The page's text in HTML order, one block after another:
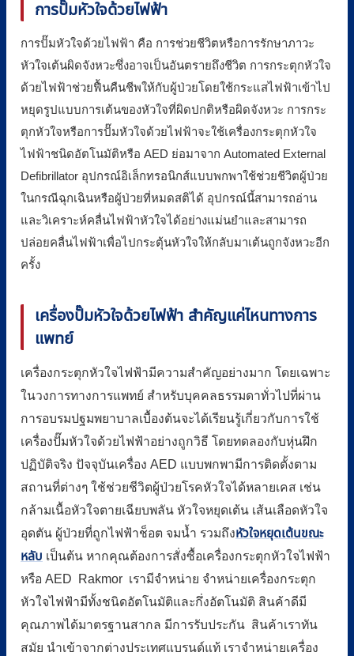
การปั๊มหัวใจด้วยไฟฟ้า
การปั๊มหัวใจด้วยไฟฟ้า คือ การช่วยชีวิตหรือการรักษาภาวะ
หัวใจเต้นผิดจังหวะซึ่งอาจเป็นอันตรายถึงชีวิต การกระตุกหัวใจ
ด้วยไฟฟ้าช่วยฟื้นคืนชีพให้กับผู้ป่วยโดยใช้กระแสไฟฟ้าเข้าไป
หยุดรูปแบบการเต้นของหัวใจที่ผิดปกติหรือผิดจังหวะ การกระ
ตุกหัวใจหรือการปั๊มหัวใจด้วยไฟฟ้าจะใช้เครื่องกระตุกหัวใจ
ไฟฟ้าชนิดอัตโนมัติหรือ AED ย่อมาจาก Automated External
Defibrillator อุปกรณ์อิเล็กทรอนิกส์แบบพกพาใช้ช่วยชีวิตผู้ป่วย
ในกรณีฉุกเฉินหรือผู้ป่วยที่หมดสติได้ อุปกรณ์นี้สามารถอ่าน
และวิเคราะห์คลื่นไฟฟ้าหัวใจได้อย่างแม่นยำและสามารถ
ปล่อยคลื่นไฟฟ้าเพื่อไปกระตุ้นหัวใจให้กลับมาเต้นถูกจังหวะอีก
ครั้ง
เครื่องปั๊มหัวใจด้วยไฟฟ้า สำคัญแค่ไหนทางการ
แพทย์
เครื่องกระตุกหัวใจไฟฟ้ามีความสำคัญอย่างมาก โดยเฉพาะ
ในวงการทางการแพทย์ สำหรับบุคคลธรรมดาทั่วไปที่ผ่าน
การอบรมปฐมพยาบาลเบื้องต้นจะได้เรียนรู้เกี่ยวกับการใช้
เครื่องปั๊มหัวใจด้วยไฟฟ้าอย่างถูกวิธี โดยทดลองกับหุ่นฝึก
ปฏิบัติจริง ปัจจุบันเครื่อง AED แบบพกพามีการติดตั้งตาม
สถานที่ต่างๆ ใช้ช่วยชีวิตผู้ป่วยโรคหัวใจได้หลายเคส เช่น
กล้ามเนื้อหัวใจตายเฉียบพลัน หัวใจหยุดเต้น เส้นเลือดหัวใจ
อุดตัน ผู้ป่วยที่ถูกไฟฟ้าช็อต จมน้ำ รวมถึงหัวใจหยุดเต้นขณะ
หลับ เป็นต้น หากคุณต้องการสั่งซื้อเครื่องกระตุกหัวใจไฟฟ้า
หรือ AED Rakmor เรามีจำหน่าย จำหน่ายเครื่องกระตุก
หัวใจไฟฟ้ามีทั้งชนิดอัตโนมัติและกึ่งอัตโนมัติ สินค้าดีมี
คุณภาพได้มาตรฐานสากล มีการรับประกัน สินค้าเราทัน
สมัย นำเข้าจากต่างประเทศแบรนด์แท้ เราจำหน่ายเครื่อง